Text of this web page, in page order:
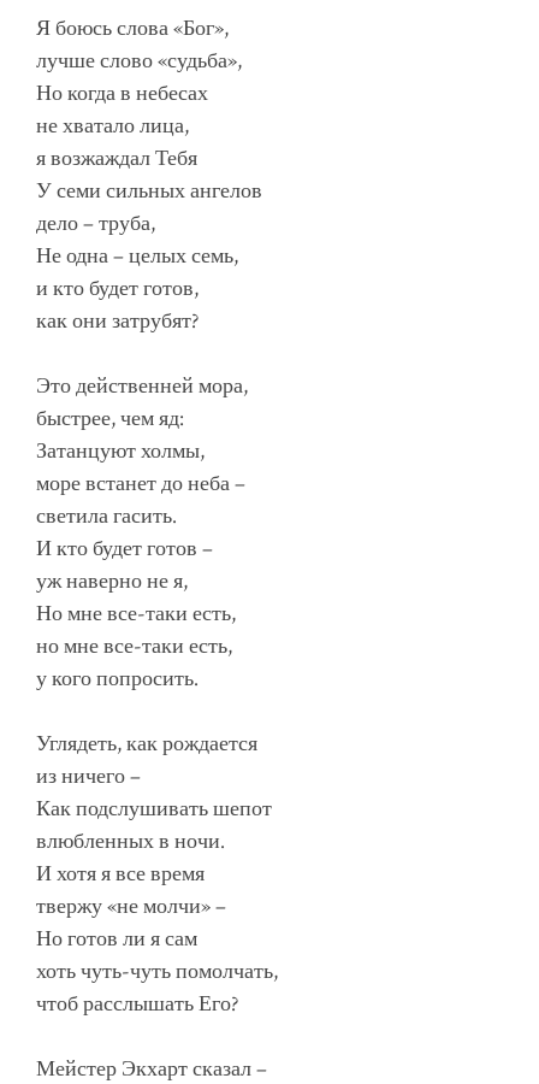
Я боюсь слова «Бог»,
лучше слово «судьба»,
Но когда в небесах
не хватало лица,
я возжаждал Тебя
У семи сильных ангелов
дело – труба,
Не одна – целых семь,
и кто будет готов,
как они затрубят?
Это действенней мора,
быстрее, чем яд:
Затанцуют холмы,
море встанет до неба –
светила гасить.
И кто будет готов –
уж наверно не я,
Но мне все-таки есть,
но мне все-таки есть,
у кого попросить.
Углядеть, как рождается
из ничего –
Как подслушивать шепот
влюбленных в ночи.
И хотя я все время
твержу «не молчи» –
Но готов ли я сам
хоть чуть-чуть помолчать,
чтоб расслышать Его?
Мейстер Экхарт сказал –